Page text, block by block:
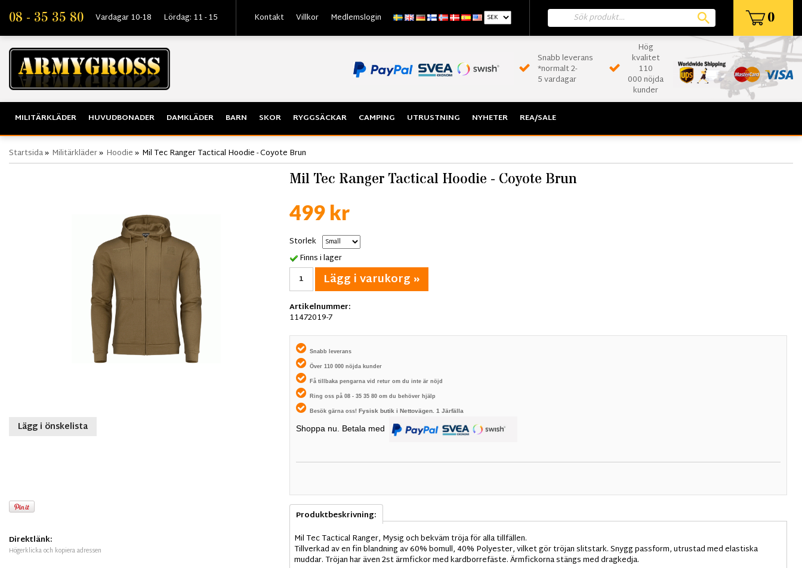
08 - 35 35 80 Vardagar 10-18 Lördag: 11 - 15 Kontakt Villkor Medlemslogin 0
Snabb leverans
*normalt 2-
5 vardagar
Hög
kvalitet
110
000 nöjda
kunder
MILITÄRKLÄDER
HUVUDBONADER DAMKLÄDER BARN SKOR RYGGSÄCKAR CAMPING UTRUSTNING NYHETER REA/SALE
Startsida» Militärkläder» Hoodie» Mil Tec Ranger Tactical Hoodie - Coyote Brun
Lägg i önskelista
Direktlänk:
Högerklicka och kopiera adressen
Mil Tec Ranger Tactical Hoodie - Coyote Brun
499 kr
Storlek
Finns i lager
Lägg i varukorg »
Artikelnummer:
11472019-7
Snabb leverans
Över 110 000 nöjda kunder
Få tillbaka pengarna vid retur om du inte är nöjd
Ring oss på 08 - 35 35 80 om du behöver hjälp
Besök gärna oss! Fysisk butik i Nettovägen. 1 Järfälla
Shoppa nu. Betala med
Produktbeskrivning:
Mil Tec Tactical Ranger, Mysig och bekväm tröja för alla tillfällen.
Tillverkad av en fin blandning av 60% bomull, 40% Polyester, vilket gör tröjan slitstark. Snygg passform, utrustad med elastiska
muddar. Tröjan har även 2st ärmfickor med kardborrefäste. Ärmfickorna stängs med dragkedja.